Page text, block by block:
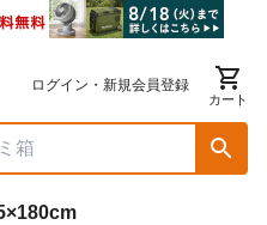
ログイン・新規会員登録
カート